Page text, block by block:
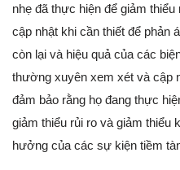
nhẹ đã thực hiện để giảm
cập nhật khi cần thiết để phản
còn lại và hiệu quả của các
thường xuyên xem xét và cập
đảm bảo rằng họ đang thực
giảm thiểu rủi ro và giảm thiểu
hưởng của các sự kiện tiềm